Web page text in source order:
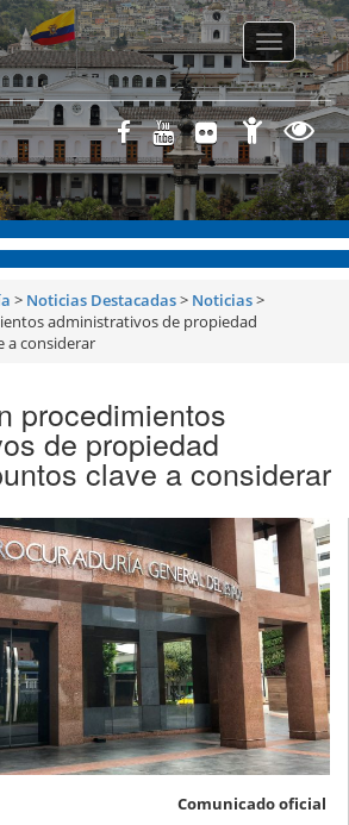
Toggle
> Noticias Destacadas> Noticias>
administrativos de propiedad
a considerar
procedimientos
de propiedad
clave a considerar
Comunicado oficial